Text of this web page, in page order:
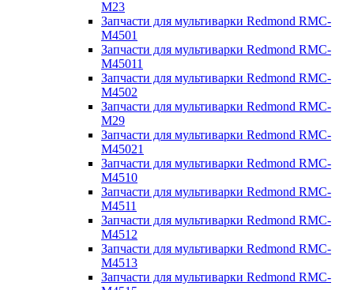
M23
Запчасти для мультиварки Redmond RMC-
M4501
Запчасти для мультиварки Redmond RMC-
M45011
Запчасти для мультиварки Redmond RMC-
M4502
Запчасти для мультиварки Redmond RMC-
M29
Запчасти для мультиварки Redmond RMC-
M45021
Запчасти для мультиварки Redmond RMC-
M4510
Запчасти для мультиварки Redmond RMC-
M4511
Запчасти для мультиварки Redmond RMC-
M4512
Запчасти для мультиварки Redmond RMC-
M4513
Запчасти для мультиварки Redmond RMC-